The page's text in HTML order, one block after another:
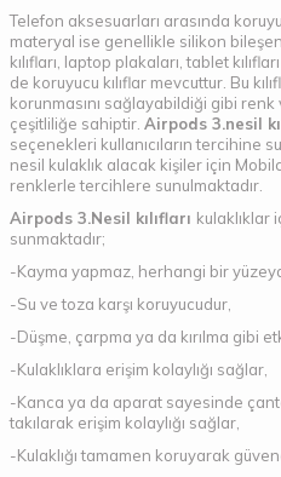
Telefon aksesuarları arasında
materyal ise genellikle silikon
kılıfları, laptop plakaları, tablet
de koruyucu kılıflar mevcuttur. Bu
korunmasını sağlayabildiği gibi
çeşitliliğe sahiptir. Airpods 3.nesil
seçenekleri kullanıcıların tercihine
nesil kulaklık alacak kişiler için
renklerle tercihlere sunulmaktadır.
Airpods 3.Nesil kılıfları kulaklıklar
sunmaktadır;
-Kayma yapmaz, herhangi bir
-Su ve toza karşı koruyucudur,
-Düşme, çarpma ya da kırılma gibi
-Kulaklıklara erişim kolaylığı sağlar,
-Kanca ya da aparat sayesinde
takılarak erişim kolaylığı sağlar,
-Kulaklığı tamamen koruyarak